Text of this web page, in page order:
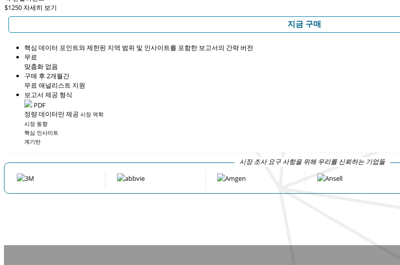
$1250자세히 보기
지금 구매
핵심 데이터 포인트와 제한된 지역 범위 및 인사이트를 포함한 보고서의 간략 버전
무료
맞춤화 없음
구매 후 2개월간
무료 애널리스트 지원
보고서 제공 형식
PDF
정량 데이터만 제공 시장 역학
시장 동향
핵심 인사이트
계기반
시장 조사 요구 사항을 위해 우리를 신뢰하는 기업들